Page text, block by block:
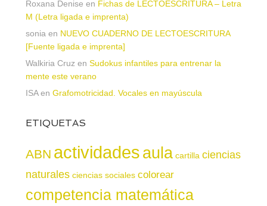
Roxana Denise en Fichas de LECTOESCRITURA – Letra
M (Letra ligada e imprenta)
sonia en NUEVO CUADERNO DE LECTOESCRITURA
[Fuente ligada e imprenta]
Walkiria Cruz en Sudokus infantiles para entrenar la
mente este verano
ISAen Grafomotricidad. Vocales en mayúscula
ETIQUETAS
ABN actividadesaula cartilla ciencias
naturales ciencias sociales colorear
competencia matemática